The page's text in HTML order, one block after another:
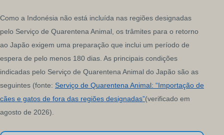
Como a Indonésia não está incluída nas regiões designadas
pelo Serviço de Quarentena Animal, os trâmites para o retorno
ao Japão exigem uma preparação que inclui um período de
espera de pelo menos 180 dias. As principais condições
indicadas pelo Serviço de Quarentena Animal do Japão são as
seguintes (fonte: Serviço de Quarentena Animal: “Importação de
cães e gatos de fora das regiões designadas”(verificado em
agosto de 2026).